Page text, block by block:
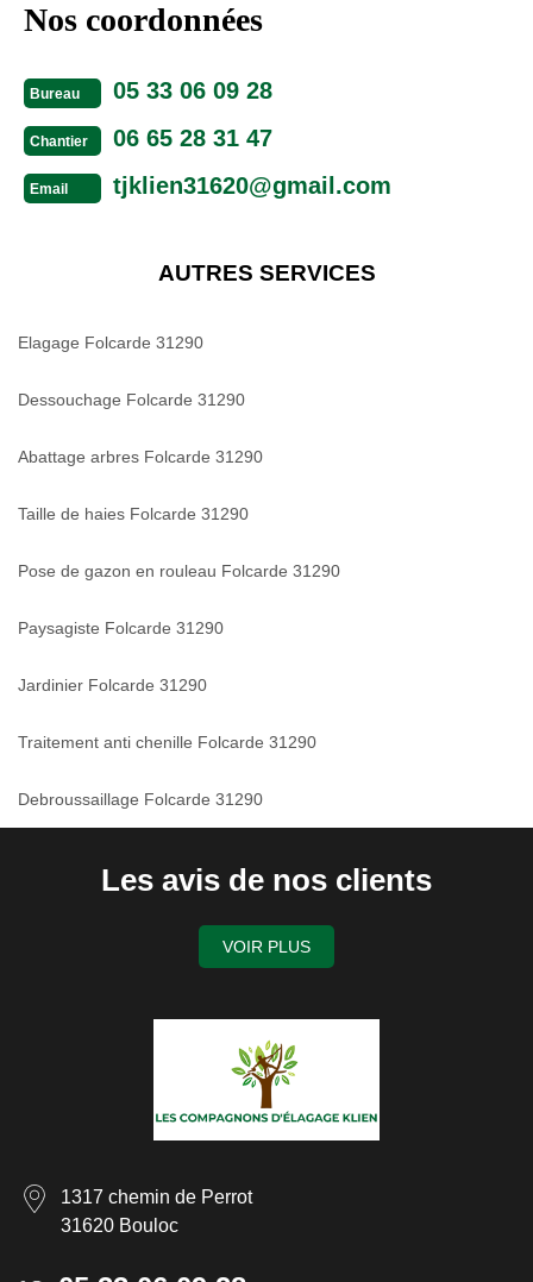
Nos coordonnées
Bureau 05 33 06 09 28
Chantier 06 65 28 31 47
Email tjklien31620@gmail.com
AUTRES SERVICES
Elagage Folcarde 31290
Dessouchage Folcarde 31290
Abattage arbres Folcarde 31290
Taille de haies Folcarde 31290
Pose de gazon en rouleau Folcarde 31290
Paysagiste Folcarde 31290
Jardinier Folcarde 31290
Traitement anti chenille Folcarde 31290
Debroussaillage Folcarde 31290
Les avis de nos clients
VOIR PLUS
1317 chemin de Perrot
31620 Bouloc